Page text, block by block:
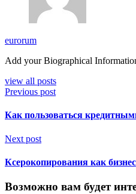
eurorum
Add your Biographical
view all posts
Previous post
Как пользоваться
Next post
Ксерокопирования как бизнес
Возможно вам будет